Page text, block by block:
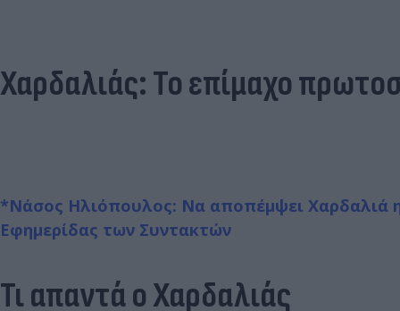
Χαρδαλιάς: Το επίμαχο
*Νάσος Ηλιόπουλος: Να αποπέμψει Χαρδαλιά
Εφημερίδας των Συντακτών
Τι απαντά ο Χαρδαλιάς